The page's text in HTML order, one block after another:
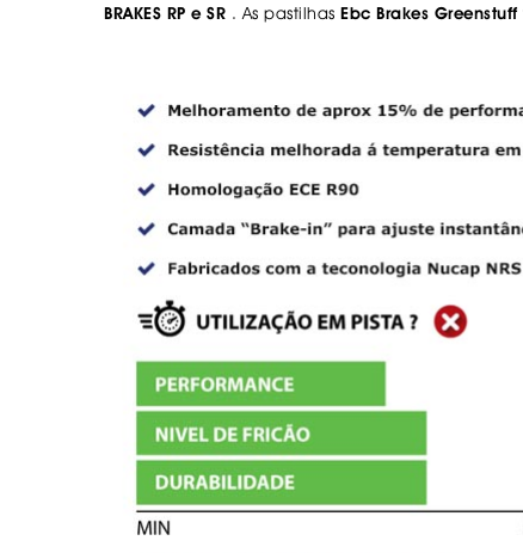
BRAKES RP e SR . As pastilhas Ebc Brakes Greenstuff